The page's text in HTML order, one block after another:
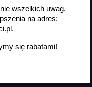
informacji prawnej.
wszelkich uwag,
na adres:
się rabatami!